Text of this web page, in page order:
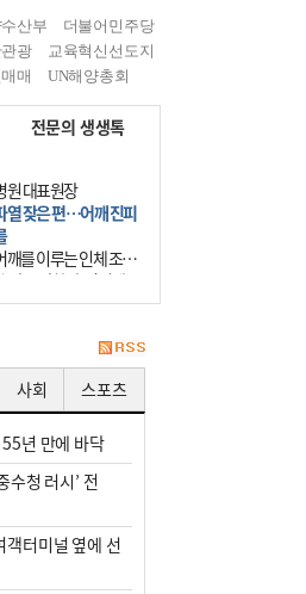
산부
더불어민주당
광
교육혁신선도지
매 UN해양총회
전문의 생생톡
원 대표원장
열 잦은 편…어깨 진피
깨를 이루는 인체 조직
상을 말한다. 여기에
전근개 증후군, 어깨
사회 스포츠
년 만에 바닥
수청 러시’ 전
객터미널 옆에 선